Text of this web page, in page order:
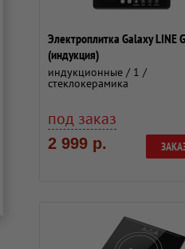
Электроплитка Galaxy LINE
(индукция)
индукционные / 1 /
стеклокерамика
под заказ
2 999 р.